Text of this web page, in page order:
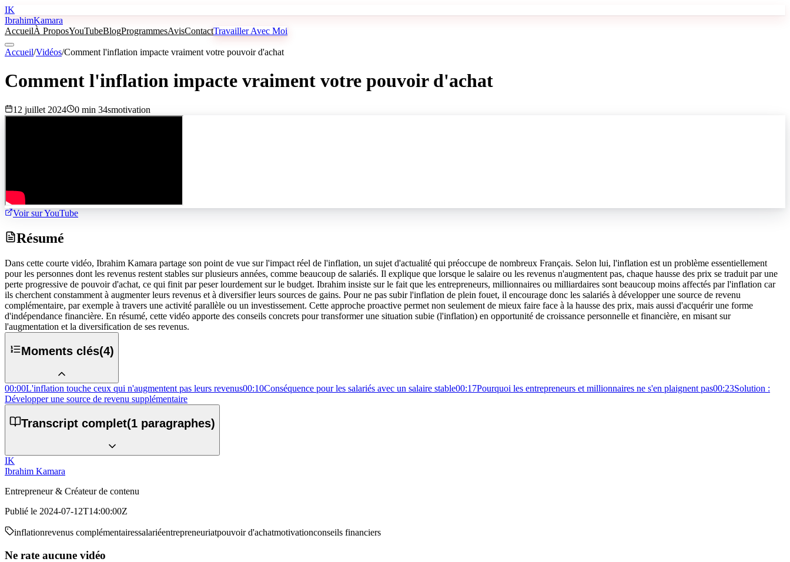
IK
IbrahimKamara
AccueilÀ ProposYouTubeBlogProgrammesAvisContactTravailler Avec Moi
Accueil/Vidéos/Comment l'inflation impacte vraiment votre pouvoir d'achat
Comment l'inflation impacte vraiment votre pouvoir d'achat
12 juillet 2024 0 min 34smotivation
Voir sur YouTube
Résumé
Dans cette courte vidéo, Ibrahim Kamara partage son point de vue sur l'impact réel de l'inflation, un sujet d'actualité qui préoccupe de nombreux Français. Selon lui, l'inflation est un problème essentiellement
pour les personnes dont les revenus restent stables sur plusieurs années, comme beaucoup de salariés. Il explique que lorsque le salaire ou les revenus n'augmentent pas, chaque hausse des prix se traduit par une
perte progressive de pouvoir d'achat, ce qui finit par peser lourdement sur le budget. Ibrahim insiste sur le fait que les entrepreneurs, millionnaires ou milliardaires sont beaucoup moins affectés par l'inflation car
ils cherchent constamment à augmenter leurs revenus et à diversifier leurs sources de gains. Pour ne pas subir l'inflation de plein fouet, il encourage donc les salariés à développer une source de revenu
complémentaire, par exemple à travers une activité parallèle ou un investissement. Cette approche proactive permet non seulement de mieux faire face à la hausse des prix, mais aussi d'acquérir une forme
d'indépendance financière. En résumé, cette vidéo apporte des conseils concrets pour transformer une situation subie (l'inflation) en opportunité de croissance personnelle et financière, en misant sur
l'augmentation et la diversification de ses revenus.
Moments clés(4)
00:00L'inflation touche ceux qui n'augmentent pas leurs revenus00:10Conséquence pour les salariés avec un salaire stable00:17Pourquoi les entrepreneurs et millionnaires ne s'en plaignent pas00:23Solution :
Développer une source de revenu supplémentaire
Transcript complet(1 paragraphes)
IK
Ibrahim Kamara
Entrepreneur & Créateur de contenu
Publié le 2024-07-12T14:00:00Z
inflationrevenus complémentairessalariéentrepreneuriatpouvoir d'achatmotivationconseils financiers
Ne rate aucune vidéo